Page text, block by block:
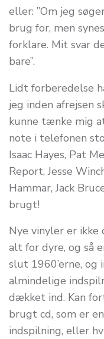
eller: ”Om jeg
brug for, men
forklare. Mit svar
bare”.
Lidt forberedelse
jeg inden afrejsen
kunne tænke mig
note i telefonen
Isaac Hayes, Pat
Report, Jesse
Hammar, Jack
brugt!
Nye vinyler er ikke
alt for dyre, og så
slut 1960’erne, og
almindelige
dækket ind. Kan
brugt cd, som er
indspilning, eller